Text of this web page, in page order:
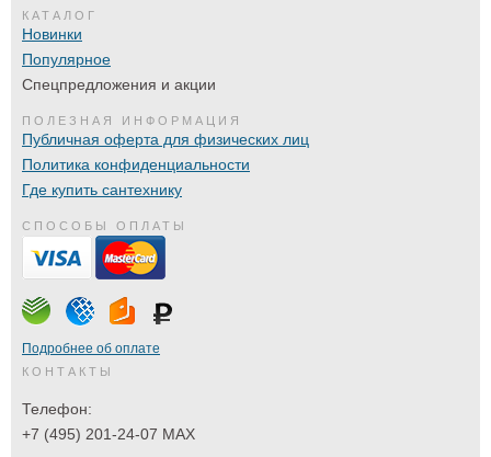
КАТАЛОГ
Новинки
Популярное
Спецпредложения и акции
ПОЛЕЗНАЯ ИНФОРМАЦИЯ
Публичная оферта для физических лиц
Политика конфиденциальности
Где купить сантехнику
СПОСОБЫ ОПЛАТЫ
Подробнее об оплате
КОНТАКТЫ
Телефон:
+7 (495) 201-24-07 MAX